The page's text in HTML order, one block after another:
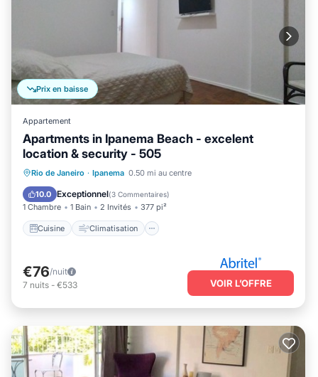
Prix en baisse
Appartement
Apartments in Ipanema Beach - excelent
location & security - 505
Rio de Janeiro · Ipanema 0.50 mi au centre
10.0 Exceptionnel(3 Commentaires)
1 Chambre 1 Bain 2 Invités 377 pi²
Cuisine Climatisation
Cuisine Climatisation
Accessible aux fauteuils roulants
€76/nuit
7 nuits - €533 VOIR L’OFFRE